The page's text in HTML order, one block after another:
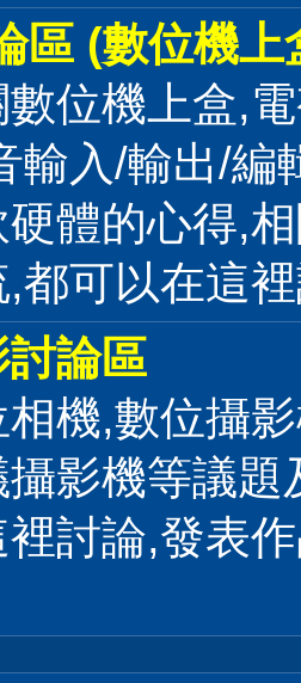
區 (數位機上
位機上盒,
輸入/輸出/編
體的心得,
都可以在這
論區
機,數位攝
影機等議題
討論,發表